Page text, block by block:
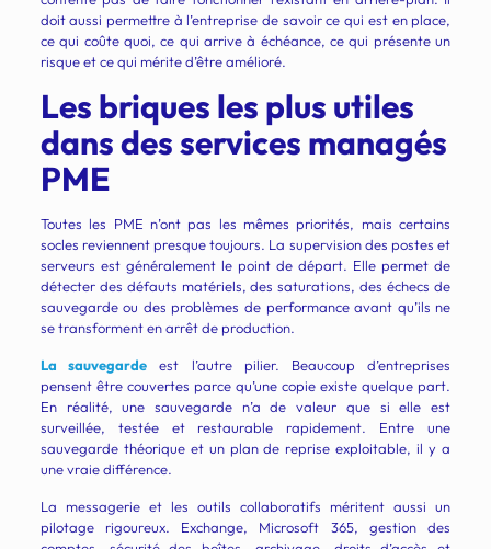
doit aussi permettre à l’entreprise de savoir ce qui est en place,
ce qui coûte quoi, ce qui arrive à échéance, ce qui présente un
risque et ce qui mérite d’être amélioré.
Les briques les plus utiles
dans des services managés
PME
Toutes les PME n’ont pas les mêmes priorités, mais certains
socles reviennent presque toujours. La supervision des postes et
serveurs est généralement le point de départ. Elle permet de
détecter des défauts matériels, des saturations, des échecs de
sauvegarde ou des problèmes de performance avant qu’ils ne
se transforment en arrêt de production.
La sauvegarde est l’autre pilier. Beaucoup d’entreprises
pensent être couvertes parce qu’une copie existe quelque part.
En réalité, une sauvegarde n’a de valeur que si elle est
surveillée, testée et restaurable rapidement. Entre une
sauvegarde théorique et un plan de reprise exploitable, il y a
une vraie différence.
La messagerie et les outils collaboratifs méritent aussi un
pilotage rigoureux. Exchange, Microsoft 365, gestion des